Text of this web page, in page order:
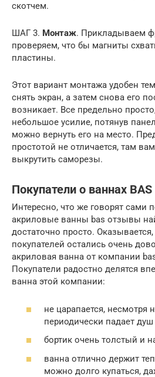
скотчем.
ШАГ 3. Монтаж. Прикладываем
проверяем, что бы магниты
пластины.
Этот вариант монтажа удобен
снять экран, а затем снова его
возникает. Все предельно
небольшое усилие, потянув
можно вернуть его на место.
простотой не отличается, там
выкрутить саморезы.
Покупатели о ваннах BAS
Интересно, что же говорят сами
акриловые ванны bas отзывы
достаточно просто.
покупателей остались очень
акриловая ванна от компании
Покупатели радостно делятся
ванна этой компании:
не царапается, несмотря
периодически падает душ
бортик очень толстый и
ванна отлично держит
можно долго купаться,